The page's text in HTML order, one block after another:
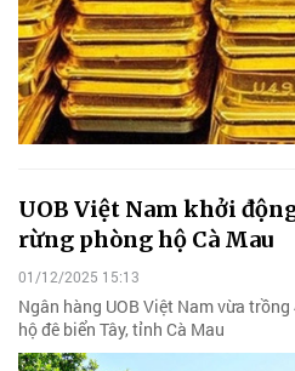
UOB Việt Nam khởi
rừng phòng hộ Cà Mau
01/12/2025 15:13
Ngân hàng UOB Việt Nam vừa
hộ đê biển Tây, tỉnh Cà Mau